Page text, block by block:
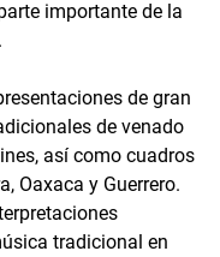
importante de la
de gran
de venado
así como cuadros
Oaxaca y Guerrero.
tradicional en